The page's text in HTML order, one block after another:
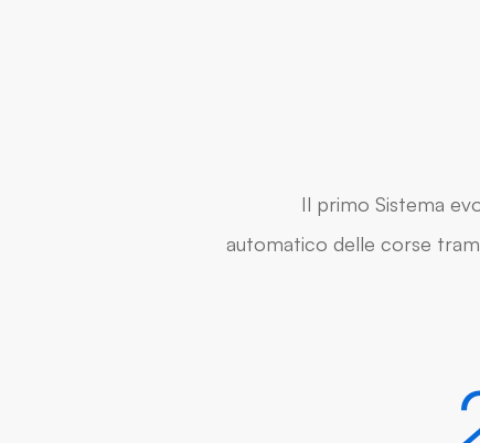
Il primo Sistema
automatico delle corse